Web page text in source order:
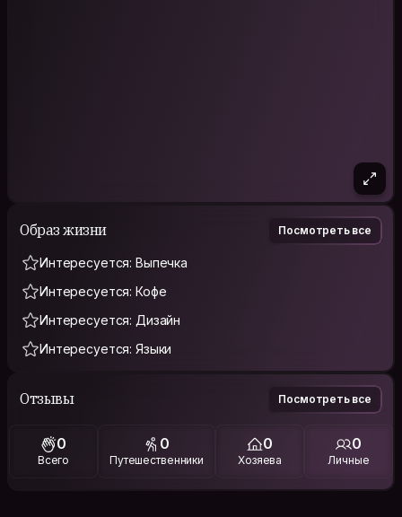
Образ жизни Посмотреть все
Интересуется: Выпечка
Интересуется: Кофе
Интересуется: Дизайн
Интересуется: Языки
Отзывы Посмотреть все
0
Всего
0
Путешественники
0
Хозяева
0
Личные